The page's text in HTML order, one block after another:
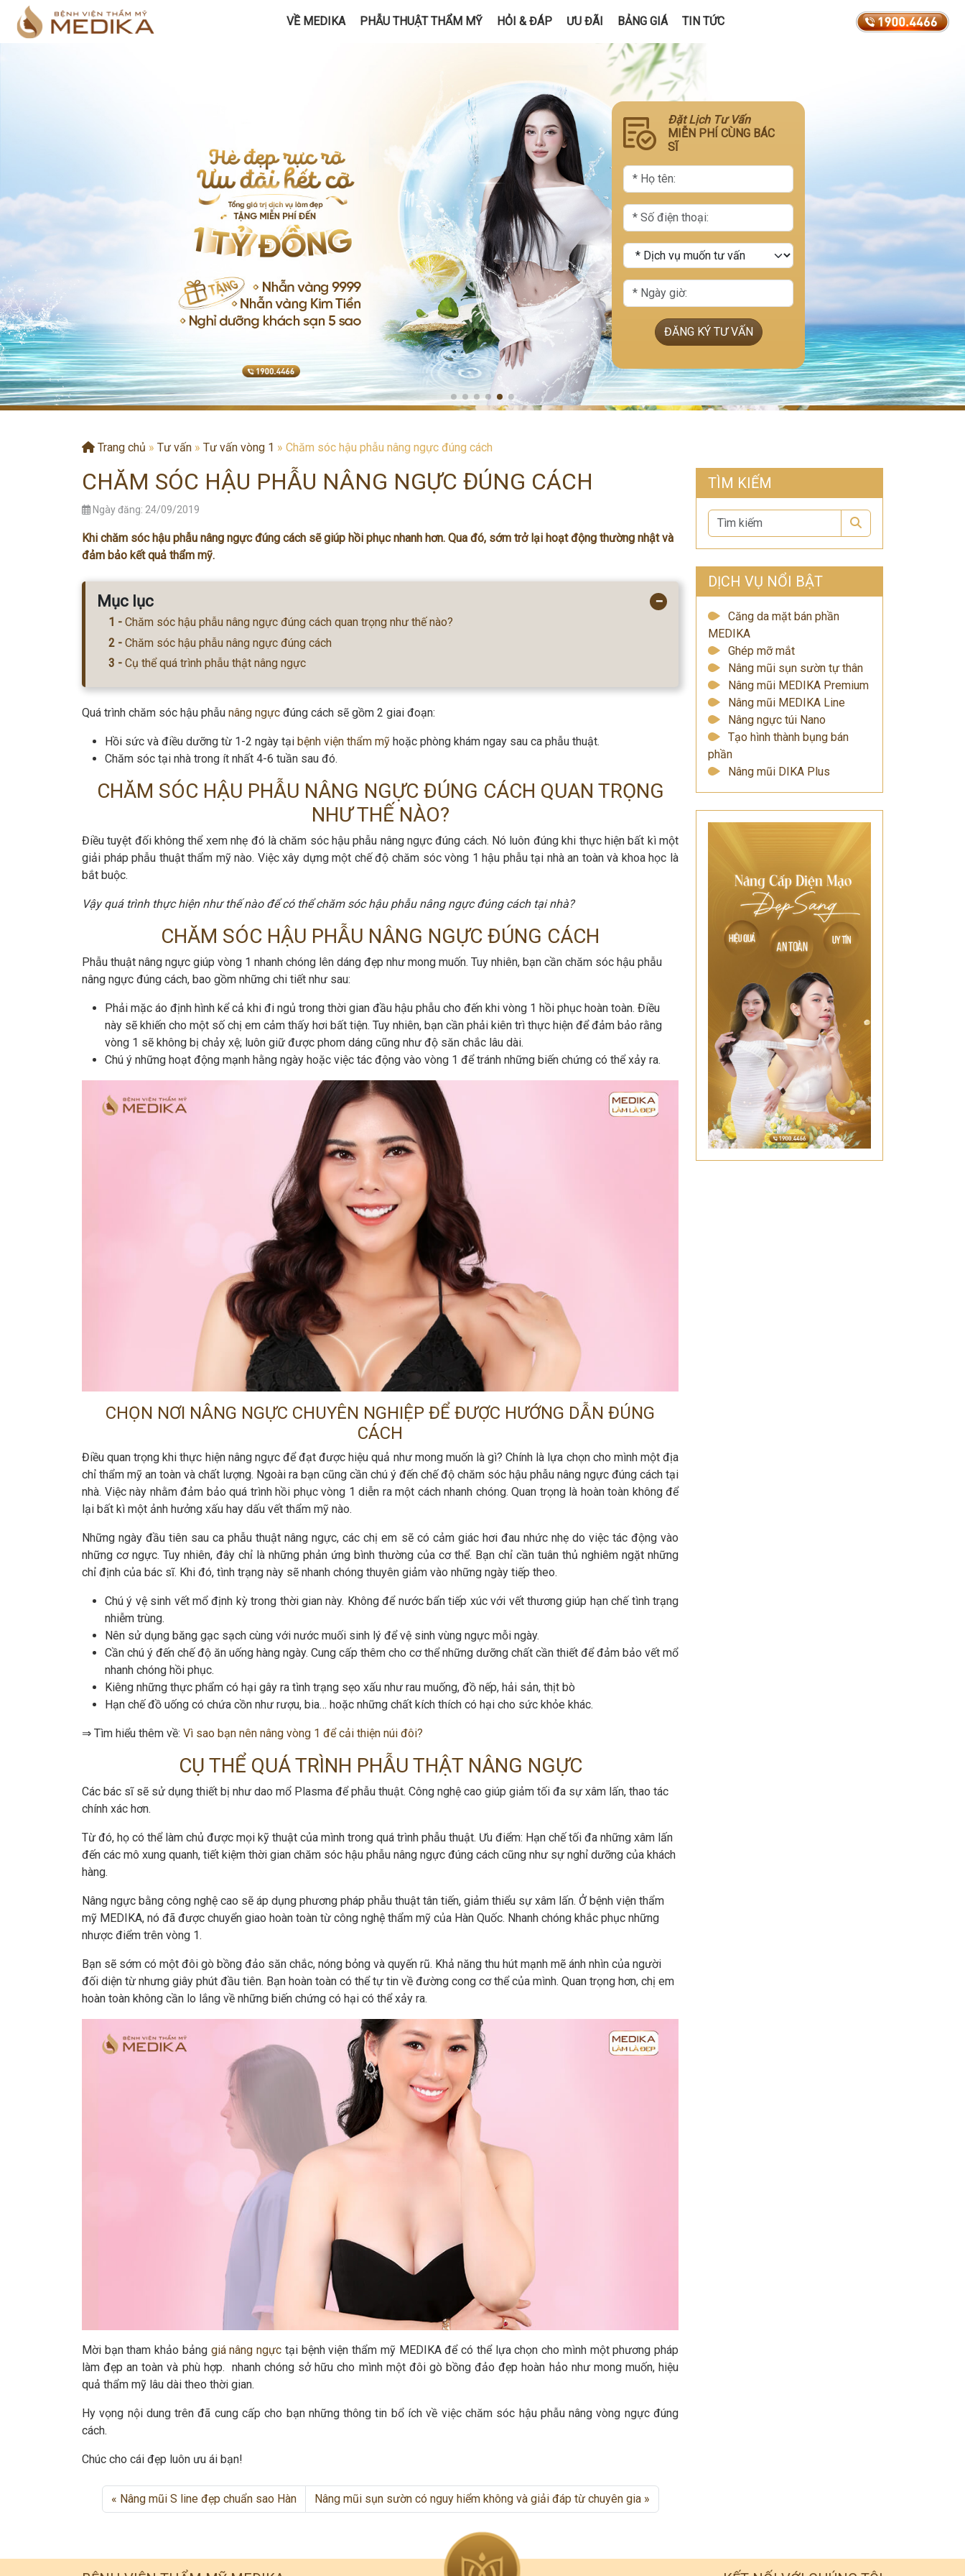
VỀ MEDIKA PHẪU THUẬT THẨM MỸ HỎI & ĐÁP ƯU ĐÃI BẢNG GIÁ TIN TỨC
Đặt Lịch Tư Vấn
MIỄN PHÍ CÙNG BÁC
SĨ
ĐĂNG KÝ TƯ VẤN
Trang chủ » Tư vấn » Tư vấn vòng 1 » Chăm sóc hậu phẫu nâng ngực đúng cách
CHĂM SÓC HẬU PHẪU NÂNG NGỰC ĐÚNG CÁCH
Ngày đăng: 24/09/2019
Khi chăm sóc hậu phẫu nâng ngực đúng cách sẽ giúp hồi phục nhanh hơn. Qua đó, sớm trở lại hoạt động thường nhật và
đảm bảo kết quả thẩm mỹ.
Mục lục −
Chăm sóc hậu phẫu nâng ngực đúng cách quan trọng như thế nào?
Chăm sóc hậu phẫu nâng ngực đúng cách
Cụ thể quá trình phẫu thật nâng ngực
Quá trình chăm sóc hậu phẫu nâng ngực đúng cách sẽ gồm 2 giai đoạn:
Hồi sức và điều dưỡng từ 1-2 ngày tại bệnh viện thẩm mỹ hoặc phòng khám ngay sau ca phẫu thuật.
Chăm sóc tại nhà trong ít nhất 4-6 tuần sau đó.
CHĂM SÓC HẬU PHẪU NÂNG NGỰC ĐÚNG CÁCH QUAN TRỌNG
NHƯ THẾ NÀO?
Điều tuyệt đối không thể xem nhẹ đó là chăm sóc hậu phẫu nâng ngực đúng cách. Nó luôn đúng khi thực hiện bất kì một
giải pháp phẫu thuật thẩm mỹ nào. Việc xây dựng một chế độ chăm sóc vòng 1 hậu phẫu tại nhà an toàn và khoa học là
bắt buộc.
Vậy quá trình thực hiện như thế nào để có thể chăm sóc hậu phẫu nâng ngực đúng cách tại nhà?
CHĂM SÓC HẬU PHẪU NÂNG NGỰC ĐÚNG CÁCH
Phẫu thuật nâng ngực giúp vòng 1 nhanh chóng lên dáng đẹp như mong muốn. Tuy nhiên, bạn cần chăm sóc hậu phẫu
nâng ngực đúng cách, bao gồm những chi tiết như sau:
Phải mặc áo định hình kể cả khi đi ngủ trong thời gian đầu hậu phẫu cho đến khi vòng 1 hồi phục hoàn toàn. Điều
này sẽ khiến cho một số chị em cảm thấy hơi bất tiện. Tuy nhiên, bạn cần phải kiên trì thực hiện để đảm bảo rằng
vòng 1 sẽ không bị chảy xệ; luôn giữ được phom dáng cũng như độ săn chắc lâu dài.
Chú ý những hoạt động mạnh hằng ngày hoặc việc tác động vào vòng 1 để tránh những biến chứng có thể xảy ra.
CHỌN NƠI NÂNG NGỰC CHUYÊN NGHIỆP ĐỂ ĐƯỢC HƯỚNG DẪN ĐÚNG
CÁCH
Điều quan trọng khi thực hiện nâng ngực để đạt được hiệu quả như mong muốn là gì? Chính là lựa chọn cho mình một địa
chỉ thẩm mỹ an toàn và chất lượng. Ngoài ra bạn cũng cần chú ý đến chế độ chăm sóc hậu phẫu nâng ngực đúng cách tại
nhà. Việc này nhằm đảm bảo quá trình hồi phục vòng 1 diễn ra một cách nhanh chóng. Quan trọng là hoàn toàn không để
lại bất kì một ảnh hưởng xấu hay dấu vết thẩm mỹ nào.
Những ngày đầu tiên sau ca phẫu thuật nâng ngực, các chị em sẽ có cảm giác hơi đau nhức nhẹ do việc tác động vào
những cơ ngực. Tuy nhiên, đây chỉ là những phản ứng bình thường của cơ thể. Bạn chỉ cần tuân thủ nghiêm ngặt những
chỉ định của bác sĩ. Khi đó, tình trạng này sẽ nhanh chóng thuyên giảm vào những ngày tiếp theo.
Chú ý vệ sinh vết mổ định kỳ trong thời gian này. Không để nước bẩn tiếp xúc với vết thương giúp hạn chế tình trạng
nhiễm trùng.
Nên sử dụng băng gạc sạch cùng với nước muối sinh lý để vệ sinh vùng ngực mỗi ngày.
Cần chú ý đến chế độ ăn uống hàng ngày. Cung cấp thêm cho cơ thể những dưỡng chất cần thiết để đảm bảo vết mổ
nhanh chóng hồi phục.
Kiêng những thực phẩm có hại gây ra tình trạng sẹo xấu như rau muống, đồ nếp, hải sản, thịt bò
Hạn chế đồ uống có chứa cồn như rượu, bia… hoặc những chất kích thích có hại cho sức khỏe khác.
⇒ Tìm hiểu thêm về: Vì sao bạn nên nâng vòng 1 để cải thiện núi đôi?
CỤ THỂ QUÁ TRÌNH PHẪU THẬT NÂNG NGỰC
Các bác sĩ sẽ sử dụng thiết bị như dao mổ Plasma để phẫu thuật. Công nghệ cao giúp giảm tối đa sự xâm lấn, thao tác
chính xác hơn.
Từ đó, họ có thể làm chủ được mọi kỹ thuật của mình trong quá trình phẫu thuật. Ưu điểm: Hạn chế tối đa những xâm lấn
đến các mô xung quanh, tiết kiệm thời gian chăm sóc hậu phẫu nâng ngực đúng cách cũng như sự nghỉ dưỡng của khách
hàng.
Nâng ngực bằng công nghệ cao sẽ áp dụng phương pháp phẫu thuật tân tiến, giảm thiểu sự xâm lấn. Ở bệnh viện thẩm
mỹ MEDIKA, nó đã được chuyển giao hoàn toàn từ công nghệ thẩm mỹ của Hàn Quốc. Nhanh chóng khắc phục những
nhược điểm trên vòng 1.
Bạn sẽ sớm có một đôi gò bồng đảo săn chắc, nóng bỏng và quyến rũ. Khả năng thu hút mạnh mẽ ánh nhìn của người
đối diện từ nhưng giây phút đầu tiên. Bạn hoàn toàn có thể tự tin về đường cong cơ thể của mình. Quan trọng hơn, chị em
hoàn toàn không cần lo lắng về những biến chứng có hại có thể xảy ra.
Mời bạn tham khảo bảng giá nâng ngực tại bệnh viện thẩm mỹ MEDIKA để có thể lựa chọn cho mình một phương pháp
làm đẹp an toàn và phù hợp. nhanh chóng sở hữu cho mình một đôi gò bồng đảo đẹp hoàn hảo như mong muốn, hiệu
quả thẩm mỹ lâu dài theo thời gian.
Hy vọng nội dung trên đã cung cấp cho bạn những thông tin bổ ích về việc chăm sóc hậu phẫu nâng vòng ngực đúng
cách.
Chúc cho cái đẹp luôn ưu ái bạn!
Nâng mũi S line đẹp chuẩn sao Hàn Nâng mũi sụn sườn có nguy hiểm không và giải đáp từ chuyên gia
TÌM KIẾM
DỊCH VỤ NỔI BẬT
Căng da mặt bán phần
MEDIKA
Ghép mỡ mắt
Nâng mũi sụn sườn tự thân
Nâng mũi MEDIKA Premium
Nâng mũi MEDIKA Line
Nâng ngực túi Nano
Tạo hình thành bụng bán
phần
Nâng mũi DIKA Plus